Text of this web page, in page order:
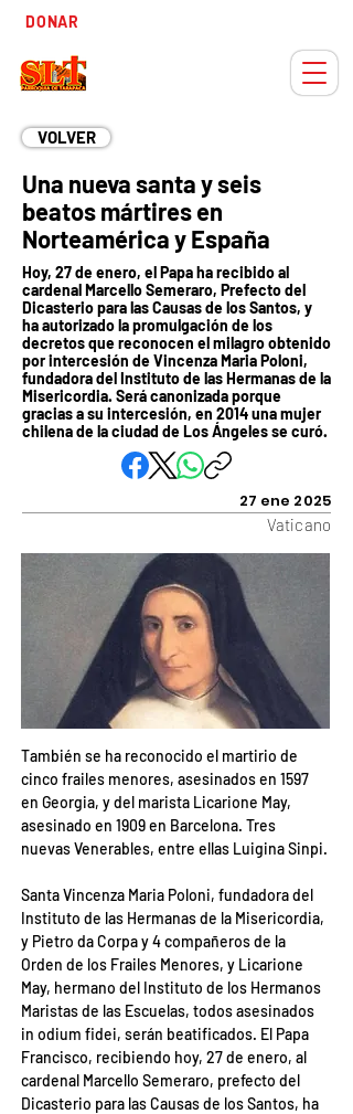
DONAR
VOLVER
Una nueva santa y seis
beatos mártires en
Norteamérica y España
Hoy, 27 de enero, el Papa ha recibido al
cardenal Marcello Semeraro, Prefecto del
Dicasterio para las Causas de los Santos, y
ha autorizado la promulgación de los
decretos que reconocen el milagro obtenido
por intercesión de Vincenza Maria Poloni,
fundadora del Instituto de las Hermanas de la
Misericordia. Será canonizada porque
gracias a su intercesión, en 2014 una mujer
chilena de la ciudad de Los Ángeles se curó.
27 ene 2025
Vaticano
También se ha reconocido el martirio de
cinco frailes menores, asesinados en 1597
en Georgia, y del marista Licarione May,
asesinado en 1909 en Barcelona. Tres
nuevas Venerables, entre ellas Luigina Sinpi.
Santa Vincenza Maria Poloni, fundadora del
Instituto de las Hermanas de la Misericordia,
y Pietro da Corpa y 4 compañeros de la
Orden de los Frailes Menores, y Licarione
May, hermano del Instituto de los Hermanos
Maristas de las Escuelas, todos asesinados
in odium fidei, serán beatificados. El Papa
Francisco, recibiendo hoy, 27 de enero, al
cardenal Marcello Semeraro, prefecto del
Dicasterio para las Causas de los Santos, ha